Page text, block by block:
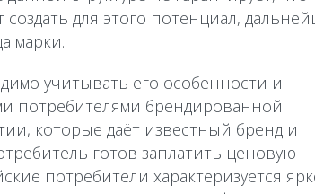
для этого потенциал,
марки.
учитывать его особенности и
потребителями брендированной
которые даёт известный бренд и
готов заплатить ценовую
потребители характеризуется